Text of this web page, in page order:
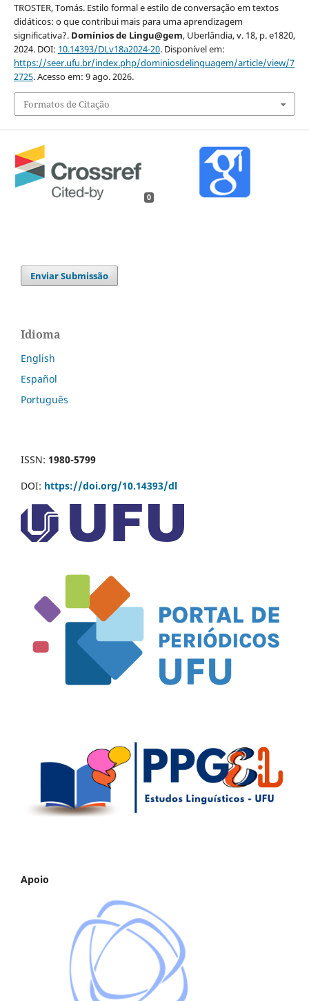
TROSTER, Tomás. Estilo formal e estilo de conversação em textos
didáticos: o que contribui mais para uma aprendizagem
significativa?. Domínios de Lingu@gem, Uberlândia, v. 18, p. e1820,
2024. DOI: 10.14393/DLv18a2024-20. Disponível em:
https://seer.ufu.br/index.php/dominiosdelinguagem/article/view/7
2725. Acesso em: 9 ago. 2026.
Formatos de Citação
0
Enviar Submissão
Idioma
English
Español
Português
ISSN: 1980-5799
DOI: https://doi.org/10.14393/dl
Apoio